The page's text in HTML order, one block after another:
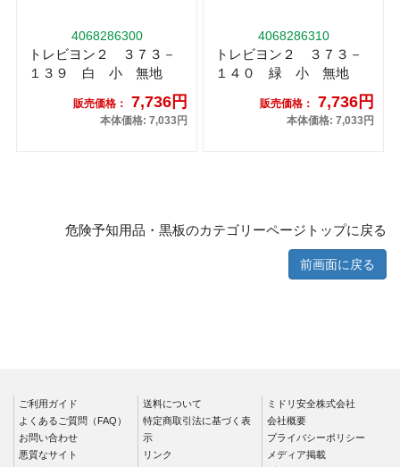
4068286300
トレビヨン２ ３７３－
１３９ 白 小 無地
販売価格： 7,736円
本体価格: 7,033円
4068286310
トレビヨン２ ３７３－
１４０ 緑 小 無地
販売価格： 7,736円
本体価格: 7,033円
危険予知用品・黒板のカテゴリーページトップに戻る
前画面に戻る
ご利用ガイド
よくあるご質問（FAQ）
お問い合わせ
悪質なサイト
送料について
特定商取引法に基づく表
示
リンク
ミドリ安全株式会社
会社概要
プライバシーポリシー
メディア掲載